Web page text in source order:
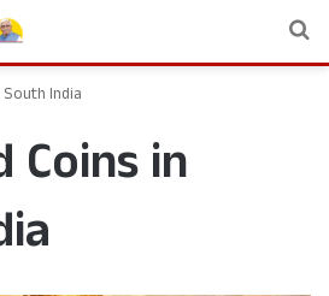
India
Coins in